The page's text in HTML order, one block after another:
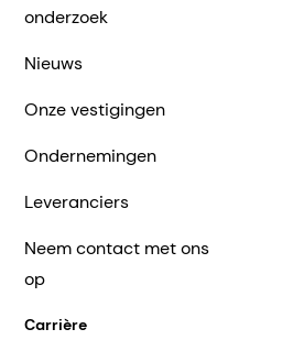
onderzoek
Nieuws
Onze vestigingen
Ondernemingen
Leveranciers
Neem contact met ons
op
Carrière